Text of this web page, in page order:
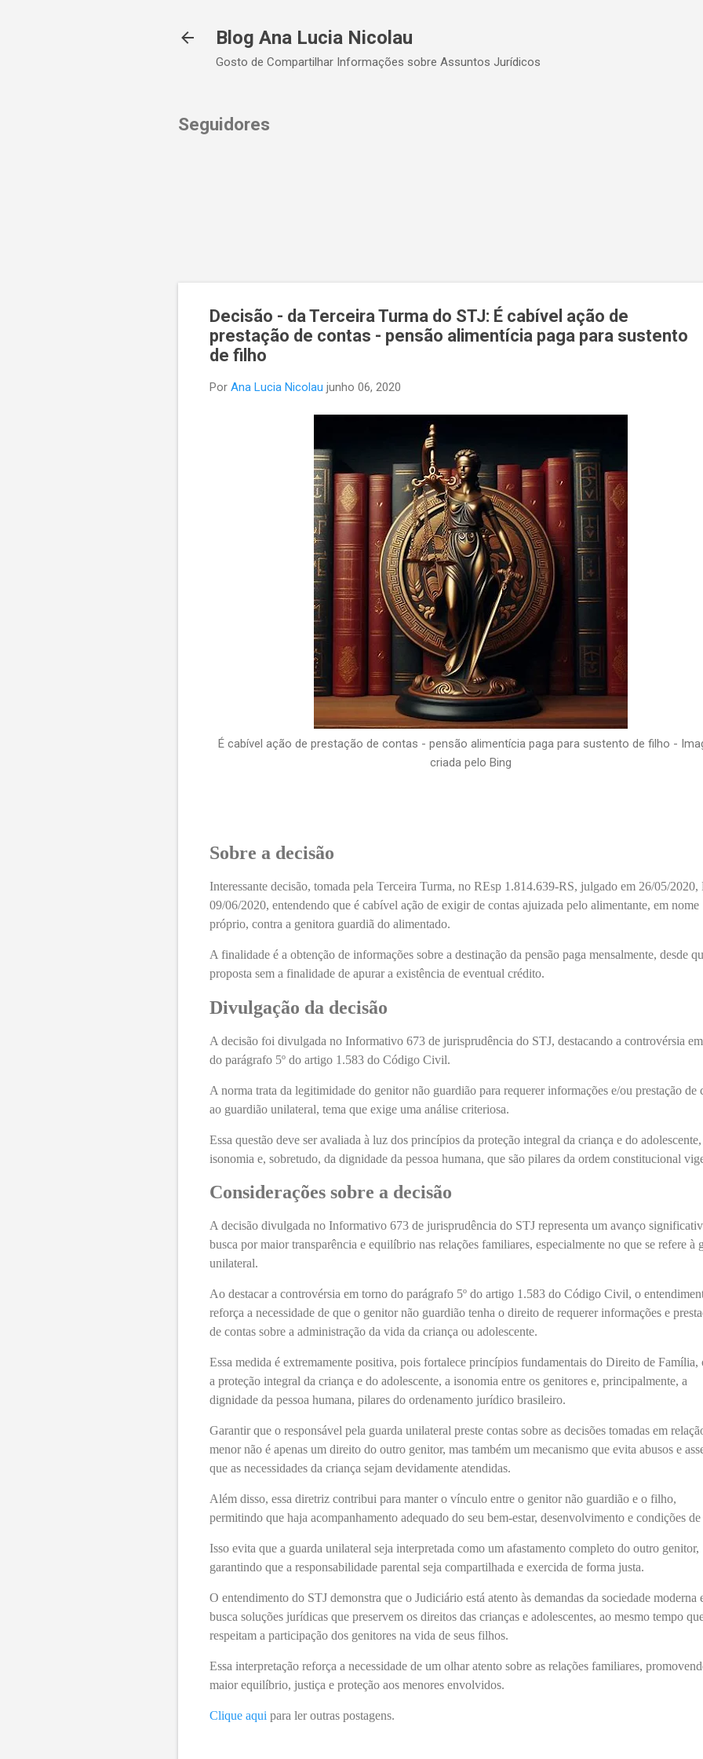
Blog Ana Lucia Nicolau
Gosto de Compartilhar Informações sobre Assuntos Jurídicos
Seguidores
Decisão - da Terceira Turma do STJ: É cabível ação de
prestação de contas - pensão alimentícia paga para sustento
de filho
Por Ana Lucia Nicolau junho 06, 2020
É cabível ação de prestação de contas - pensão alimentícia paga para sustento de filho -
criada pelo Bing
Sobre a decisão
Interessante decisão, tomada pela Terceira Turma, no REsp 1.814.639-RS, julgado em 26/05/2020,
09/06/2020, entendendo que é cabível ação de exigir de contas ajuizada pelo alimentante, em nome
próprio, contra a genitora guardiã do alimentado.
A finalidade é a obtenção de informações sobre a destinação da pensão paga mensalmente, desde
proposta sem a finalidade de apurar a existência de eventual crédito.
Divulgação da decisão
A decisão foi divulgada no Informativo 673 de jurisprudência do STJ, destacando a controvérsia
do parágrafo 5º do artigo 1.583 do Código Civil.
A norma trata da legitimidade do genitor não guardião para requerer informações e/ou prestação de
ao guardião unilateral, tema que exige uma análise criteriosa.
Essa questão deve ser avaliada à luz dos princípios da proteção integral da criança e do adolescente,
isonomia e, sobretudo, da dignidade da pessoa humana, que são pilares da ordem constitucional
Considerações sobre a decisão
A decisão divulgada no Informativo 673 de jurisprudência do STJ representa um avanço
busca por maior transparência e equilíbrio nas relações familiares, especialmente no que se refere à
unilateral.
Ao destacar a controvérsia em torno do parágrafo 5º do artigo 1.583 do Código Civil, o
reforça a necessidade de que o genitor não guardião tenha o direito de requerer informações e
de contas sobre a administração da vida da criança ou adolescente.
Essa medida é extremamente positiva, pois fortalece princípios fundamentais do Direito de Família,
a proteção integral da criança e do adolescente, a isonomia entre os genitores e, principalmente, a
dignidade da pessoa humana, pilares do ordenamento jurídico brasileiro.
Garantir que o responsável pela guarda unilateral preste contas sobre as decisões tomadas em
menor não é apenas um direito do outro genitor, mas também um mecanismo que evita abusos e
que as necessidades da criança sejam devidamente atendidas.
Além disso, essa diretriz contribui para manter o vínculo entre o genitor não guardião e o filho,
permitindo que haja acompanhamento adequado do seu bem-estar, desenvolvimento e condições
Isso evita que a guarda unilateral seja interpretada como um afastamento completo do outro genitor,
garantindo que a responsabilidade parental seja compartilhada e exercida de forma justa.
O entendimento do STJ demonstra que o Judiciário está atento às demandas da sociedade moderna
busca soluções jurídicas que preservem os direitos das crianças e adolescentes, ao mesmo tempo
respeitam a participação dos genitores na vida de seus filhos.
Essa interpretação reforça a necessidade de um olhar atento sobre as relações familiares,
maior equilíbrio, justiça e proteção aos menores envolvidos.
Clique aqui para ler outras postagens.